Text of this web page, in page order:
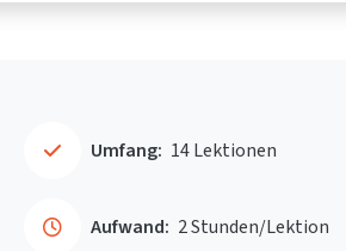
Umfang: 14 Lektionen
Aufwand: 2 Stunden/Lektion